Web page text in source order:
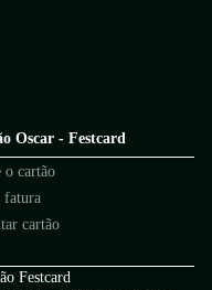
Oscar - Festcard
o cartão
fatura
cartão
Festcard